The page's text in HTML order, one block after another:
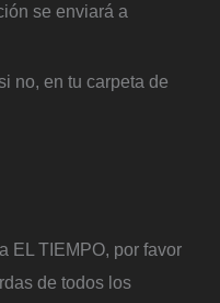
se enviará a
no, en tu carpeta de
EL TIEMPO, por favor
de todos los